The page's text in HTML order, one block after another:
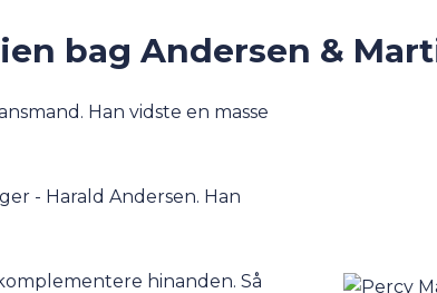
bag Andersen &
Han vidste en masse
- Harald Andersen. Han
hinanden. Så